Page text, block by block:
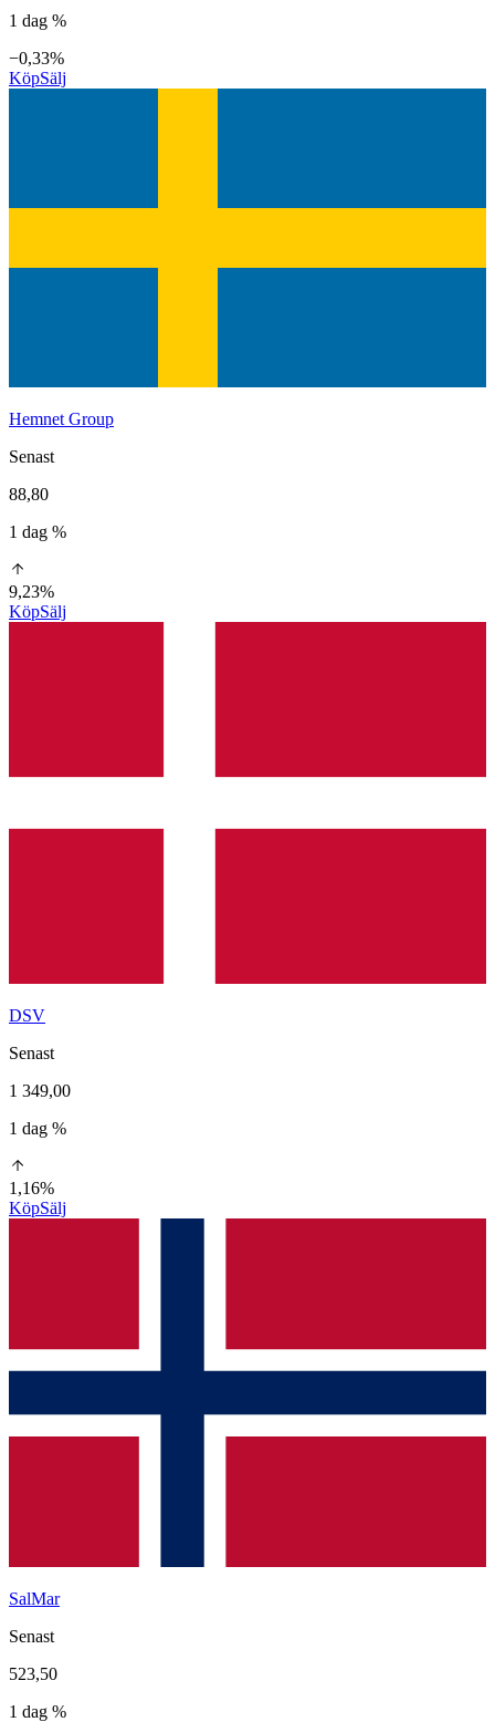
1 dag %
−0,33%
KöpSälj
Hemnet Group
Senast
88,80
1 dag %
9,23%
KöpSälj
DSV
Senast
1 349,00
1 dag %
1,16%
KöpSälj
SalMar
Senast
523,50
1 dag %